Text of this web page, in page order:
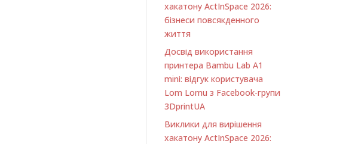
хакатону ActInSpace 2026:
бізнеси повсякденного
життя
Досвід використання
принтера Bambu Lab A1
minі: відгук користувача
Lom Lomu з Facebook-групи
3DprintUA
Виклики для вирішення
хакатону ActInSpace 2026: